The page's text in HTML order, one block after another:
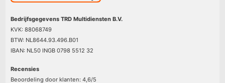
Bedrijfsgegevens TRD Multidiensten B.V.
KVK: 88068749
BTW: NL8644.93.496.B01
IBAN: NL50 INGB 0798 5512 32
Recensies
Beoordeling door klanten:4,6/5